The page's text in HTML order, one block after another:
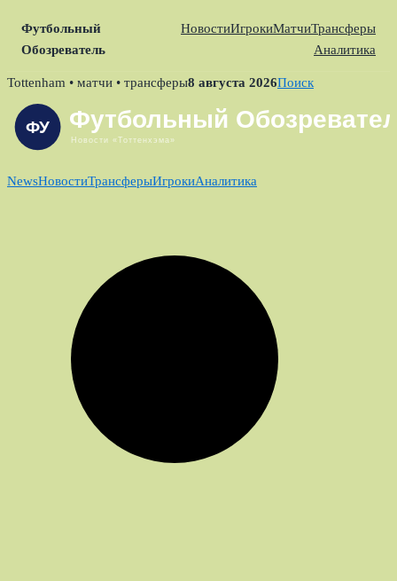
Футбольный
Обозреватель
НовостиИгрокиМатчиТрансферы
Аналитика
Skip
content
Tottenham • матчи • трансферы8 августа 2026Поиск
NewsНовостиТрансферыИгрокиАналитика